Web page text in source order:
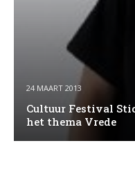
24 MAART 2013
Cultuur Festival
het thema Vrede